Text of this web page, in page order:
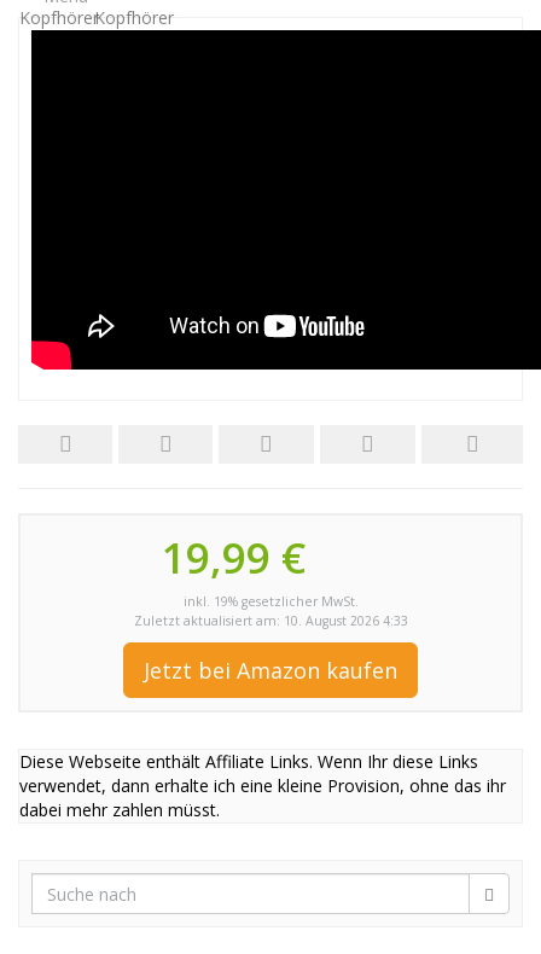
19,99 €
inkl. 19% gesetzlicher MwSt.
Zuletzt aktualisiert am: 10. August 2026 4:33
Jetzt bei Amazon kaufen
Diese Webseite enthält Affiliate Links. Wenn Ihr diese Links
verwendet, dann erhalte ich eine kleine Provision, ohne das ihr
dabei mehr zahlen müsst.